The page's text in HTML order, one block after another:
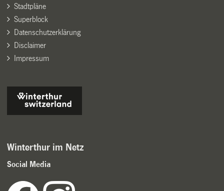
Stadtpläne
Superblock
Datenschutzerklärung
Disclaimer
Impressum
Winterthur im Netz
Social Media